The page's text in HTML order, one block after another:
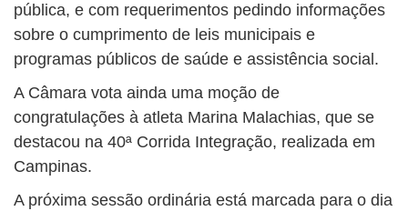
pública, e com requerimentos pedindo informações
sobre o cumprimento de leis municipais e
programas públicos de saúde e assistência social.
A Câmara vota ainda uma moção de
congratulações à atleta Marina Malachias, que se
destacou na 40ª Corrida Integração, realizada em
Campinas.
A próxima sessão ordinária está marcada para o dia